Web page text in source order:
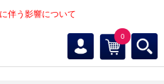
伴う影響について
0